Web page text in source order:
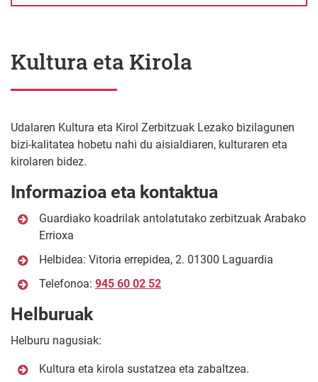
Kultura eta Kirola
Udalaren Kultura eta Kirol Zerbitzuak Lezako bizilagunen
bizi-kalitatea hobetu nahi du aisialdiaren, kulturaren eta
kirolaren bidez.
Informazioa eta kontaktua
Guardiako koadrilak antolatutako zerbitzuak Arabako
Errioxa
Helbidea: Vitoria errepidea, 2. 01300 Laguardia
Telefonoa: 945 60 02 52
Helburuak
Helburu nagusiak:
Kultura eta kirola sustatzea eta zabaltzea.